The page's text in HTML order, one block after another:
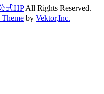
式HPAll Rights Reserved.
by Vektor,Inc.